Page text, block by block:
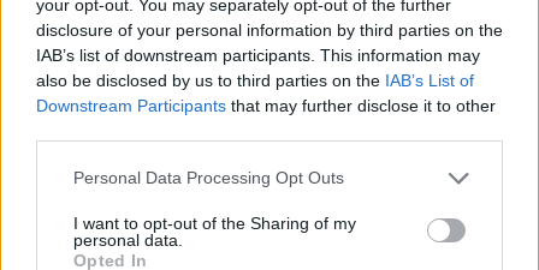
your opt-out. You may separately opt-out of the further
disclosure of your personal information by third parties on the
IAB’s list of downstream participants. This information may
also be disclosed by us to third parties on the IAB’s List of
Downstream Participants that may further disclose it to other
Personal Data Processing Opt Outs
I want to opt-out of the Sharing of my
personal data.
Opted In
incorporar aDennis Schroder, cuya presencia en los
Nets no parece encajar mucho con el momento actual
de su carrera. El base germano supliría perfectamente
equipo la opción de tener un suplente de plenas
garantías para Shai, y pudiendo complementarse